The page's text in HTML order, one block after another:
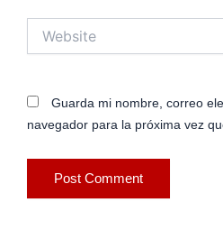
Guarda mi nombre, correo
navegador para la próxima vez